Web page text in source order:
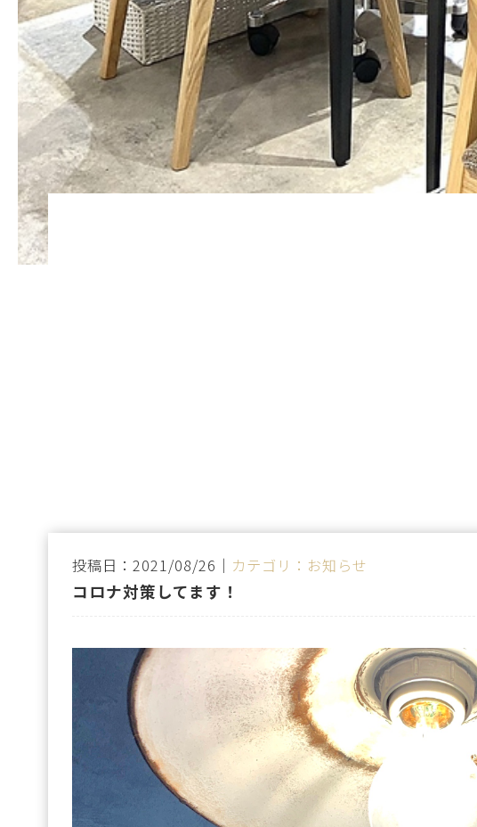
投稿日：2021/08/26｜ カテゴリ：お知らせ
コロナ対策してます！